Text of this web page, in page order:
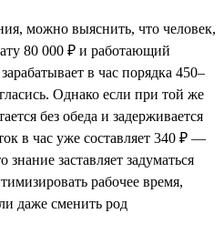
можно выяснить, что человек,
80 000 ₽ и работающий
в час порядка 450–
Однако если при той же
без обеда и задерживается
в час уже составляет 340 ₽ —
заставляет задуматься
рабочее время,
даже сменить род